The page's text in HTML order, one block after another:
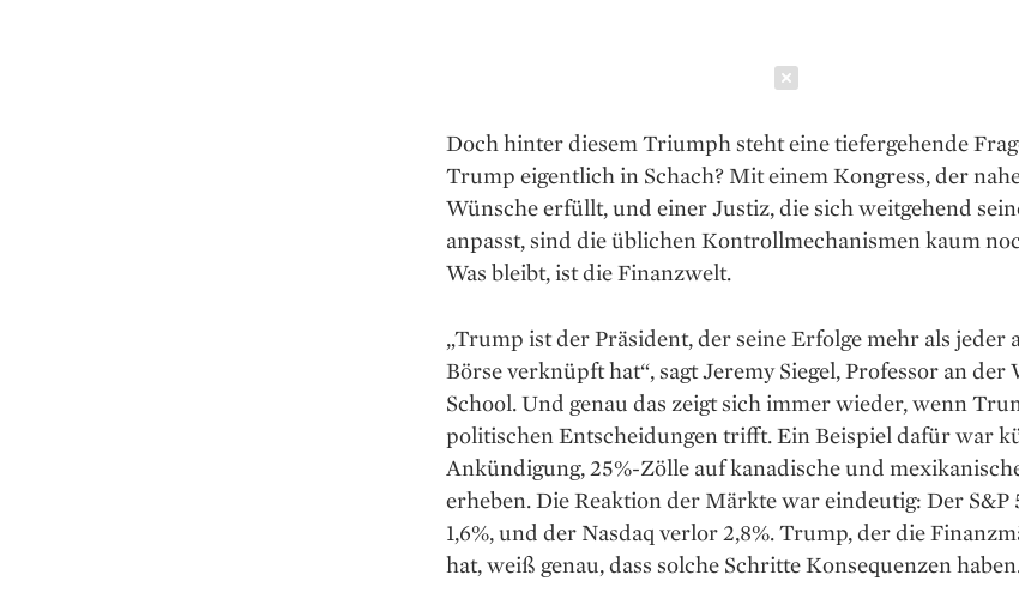
Doch hinter diesem Triumph steht eine tiefergehende
Trump eigentlich in Schach? Mit einem Kongress, der
Wünsche erfüllt, und einer Justiz, die sich weitgehend
anpasst, sind die üblichen Kontrollmechanismen kaum
Was bleibt, ist die Finanzwelt.
„Trump ist der Präsident, der seine Erfolge mehr als jeder
Börse verknüpft hat“, sagt Jeremy Siegel, Professor an der
School. Und genau das zeigt sich immer wieder, wenn
politischen Entscheidungen trifft. Ein Beispiel dafür war
Ankündigung, 25%-Zölle auf kanadische und
erheben. Die Reaktion der Märkte war eindeutig: Der S&P
1,6%, und der Nasdaq verlor 2,8%. Trump, der die
hat, weiß genau, dass solche Schritte Konsequenzen